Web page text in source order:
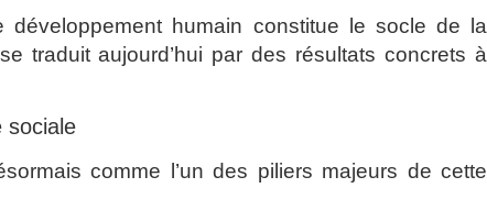
humain constitue le socle de la
traduit aujourd’hui par des résultats concrets à
sociale
comme l’un des piliers majeurs de cette